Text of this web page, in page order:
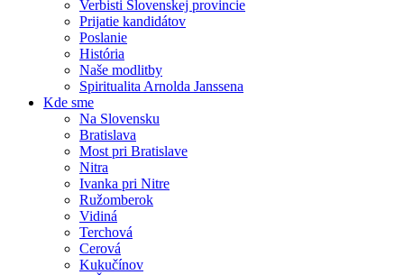
Verbisti Slovenskej provincie
Prijatie kandidátov
Poslanie
História
Naše modlitby
Spiritualita Arnolda Janssena
Kde sme
Na Slovensku
Bratislava
Most pri Bratislave
Nitra
Ivanka pri Nitre
Ružomberok
Vidiná
Terchová
Cerová
Kukučínov